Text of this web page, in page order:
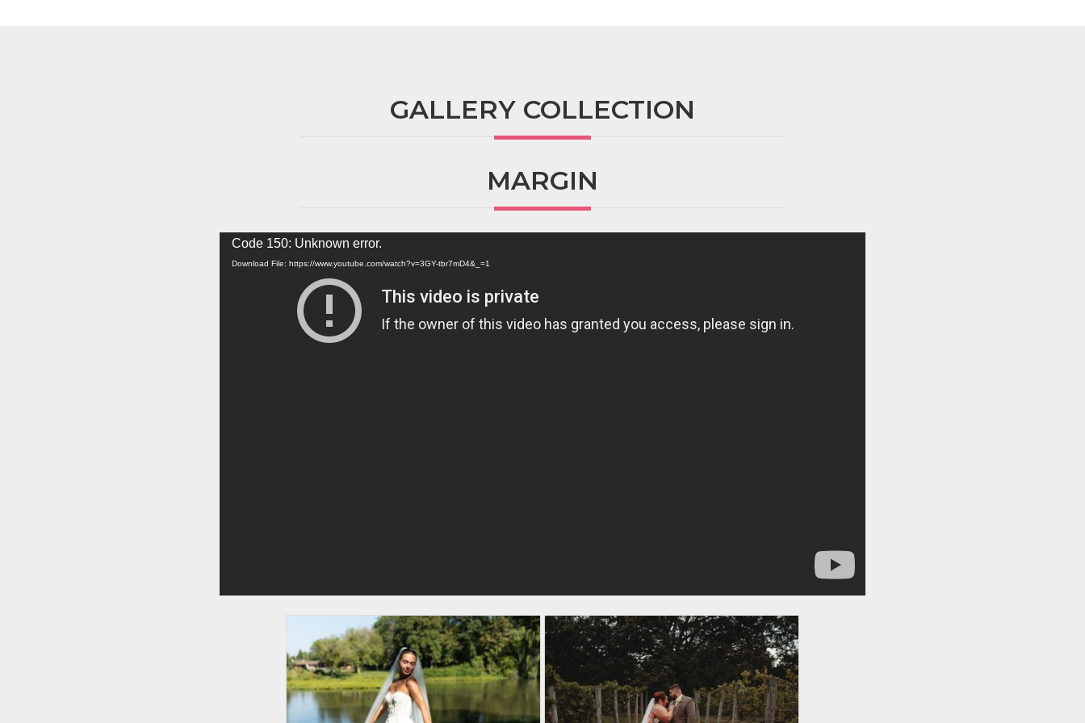
GALLERY COLLECTION
MARGIN
Video
Player
Code 150: Unknown error.
Download File: https://www.youtube.com/watch?v=3GY-tbr7mD4&_=1